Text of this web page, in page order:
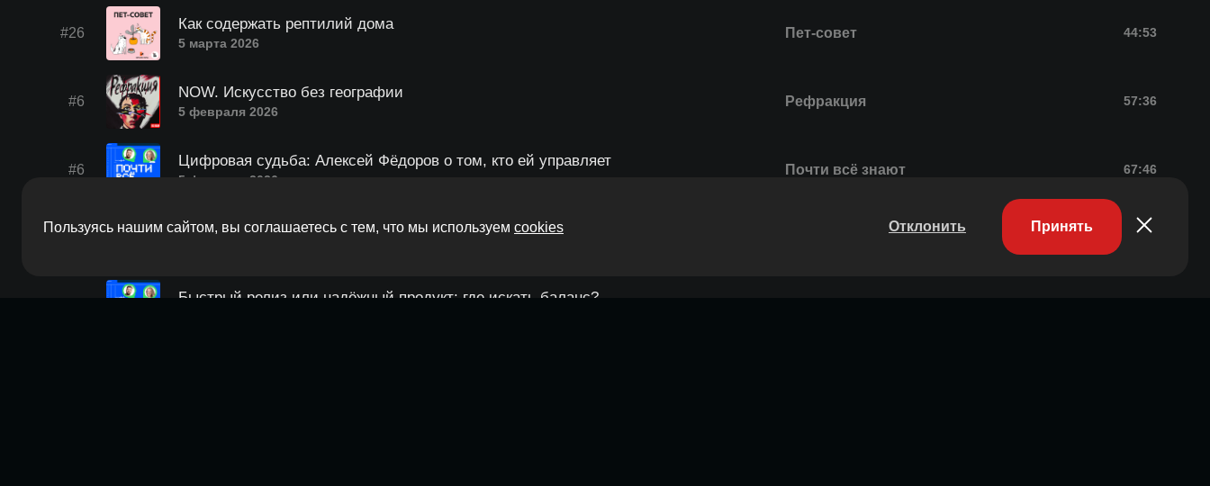
#26
Как содержать рептилий дома
5 марта 2026
Пет-совет 44:53
#6
NOW. Искусство без географии
5 февраля 2026
Рефракция 57:36
#6
Цифровая судьба: Алексей Фёдоров о том, кто ей управляет
5 февраля 2026
Почти всё знают 67:46
#5
DESYATYE. Искусство публичного пространства 49:30
Быстрый релиз или надёжный продукт: где искать баланс?
Пользуясь нашим сайтом, вы соглашаетесь с тем, что мы используем cookies Отклонить Принять